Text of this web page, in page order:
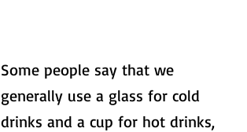
Some people say that we
generally use a glass for cold
drinks and a cup for hot drinks,